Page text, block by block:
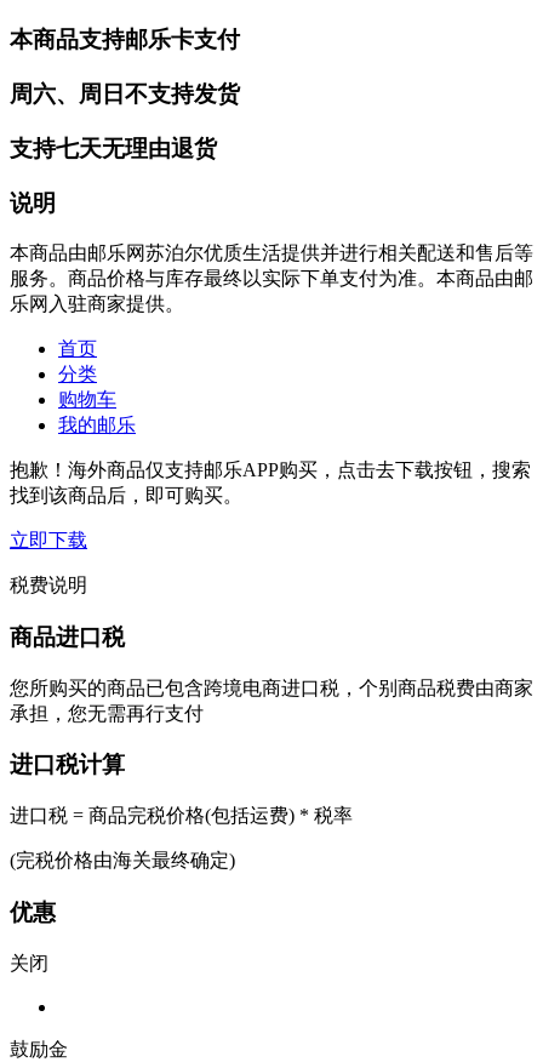
本商品支持邮乐卡支付
周六、周日不支持发货
支持七天无理由退货
说明
本商品由邮乐网苏泊尔优质生活提供并进行相关配送和售后等
服务。商品价格与库存最终以实际下单支付为准。本商品由邮
乐网入驻商家提供。
首页
分类
购物车
我的邮乐
抱歉！海外商品仅支持邮乐APP购买，点击去下载按钮，搜索
找到该商品后，即可购买。
立即下载
税费说明
商品进口税
您所购买的商品已包含跨境电商进口税，个别商品税费由商家
承担，您无需再行支付
进口税计算
进口税 = 商品完税价格(包括运费) * 税率
(完税价格由海关最终确定)
优惠
关闭
鼓励金